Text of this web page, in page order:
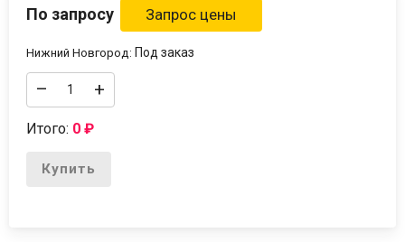
По запросу
Нижний Новгород: Под заказ
– +
Итого: 0₽
Купить